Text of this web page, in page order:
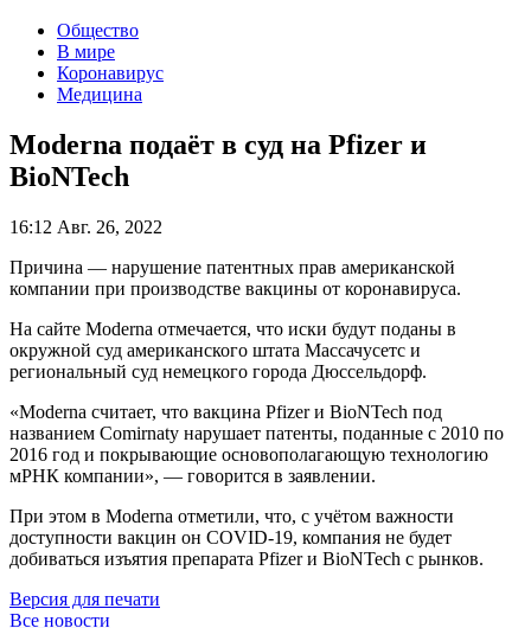
Общество
В мире
Коронавирус
Медицина
Moderna подаёт в суд на Pfizer и
BioNTech
16:12 Авг. 26, 2022
Причина — нарушение патентных прав американской
компании при производстве вакцины от коронавируса.
На сайте Moderna отмечается, что иски будут поданы в
окружной суд американского штата Массачусетс и
региональный суд немецкого города Дюссельдорф.
«Moderna считает, что вакцина Pfizer и BioNTech под
названием Comirnaty нарушает патенты, поданные с 2010 по
2016 год и покрывающие основополагающую технологию
мРНК компании», — говорится в заявлении.
При этом в Moderna отметили, что, с учётом важности
доступности вакцин он COVID-19, компания не будет
добиваться изъятия препарата Pfizer и BioNTech с рынков.
Версия для печати
Все новости